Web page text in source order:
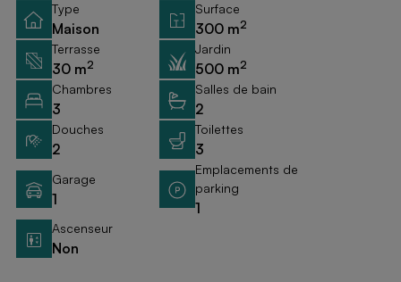
Type
Maison
Surface
300 m2
Terrasse
30 m2
Jardin
500 m2
Chambres
3
Salles de bain
2
Douches
2
Toilettes
3
Garage
1
Emplacements de
parking
1
Ascenseur
Non